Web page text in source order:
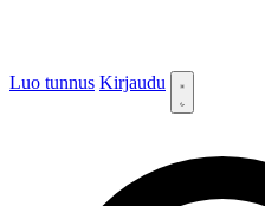
Luo tunnus Kirjaudu